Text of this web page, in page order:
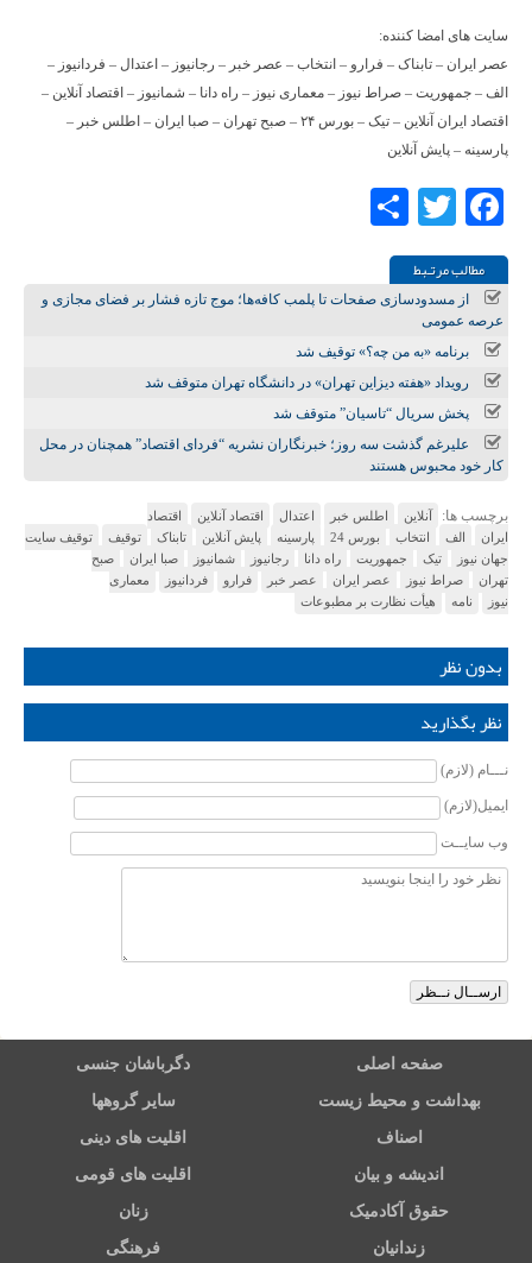
سایت های امضا کننده:
عصر ایران – تابناک – فرارو – انتخاب – عصر خبر – رجانیوز – اعتدال – فردانیوز –
الف – جمهوریت – صراط نیوز – معماری نیوز – راه دانا – شمانیوز – اقتصاد آنلاین –
اقتصاد ایران آنلاین – تیک – بورس ۲۴ – صبح تهران – صبا ایران – اطلس خبر –
پارسینه – پایش آنلاین
Facebook
Twitter
مطالب مرتـبط
از مسدودسازی صفحات تا پلمب کافه‌ها؛ موج تازه فشار بر فضای مجازی و
عرصه عمومی
برنامه «به من چه؟» توقیف شد
رویداد «هفته دیزاین تهران» در دانشگاه تهران متوقف شد
پخش سریال “تاسیان” متوقف شد
علیرغم گذشت سه روز؛ خبرنگاران نشریه “فردای اقتصاد” همچنان در محل
کار خود محبوس هستند
برچسب ها: آنلاین اطلس خبر اعتدال اقتصاد آنلاین
اقتصاد
ایران
الف انتخاب بورس 24 پارسینه پایش آنلاین تابناک توقیف
توقیف سایت
جهان نیوز
تیک جمهوریت راه دانا رجانیوز شمانیوز صبا ایران
صبح
تهران
صراط نیوز عصر ایران عصر خبر فرارو فردانیوز
معماری
نیوز
نامه هیأت نظارت بر مطبوعات
بدون نظر
نظر بگذارید
نـــام (لازم)
ایمیل(لازم)
وب سایــت
صفحه اصلی دگرباشان جنسی
بهداشت و محیط زیست سایر گروهها
اصناف اقلیت های دینی
اندیشه و بیان اقلیت های قومی
حقوق آکادمیک زنان
زندانیان فرهنگی